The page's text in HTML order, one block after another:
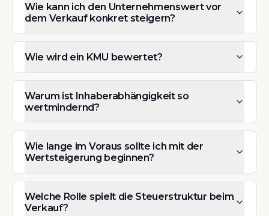
Wie kann ich den Unternehmenswert vor
dem Verkauf konkret steigern?
Wie wird ein KMU bewertet?
Warum ist Inhaberabhängigkeit so
wertmindernd?
Wie lange im Voraus sollte ich mit der
Wertsteigerung beginnen?
Welche Rolle spielt die Steuerstruktur beim
Verkauf?